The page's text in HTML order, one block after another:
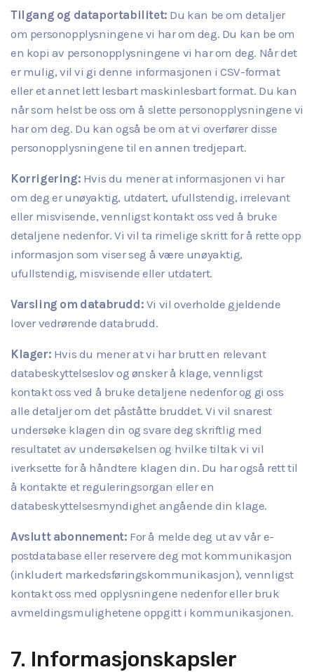
Tilgang og dataportabilitet: Du kan be om detaljer
om personopplysningene vi har om deg. Du kan be om
en kopi av personopplysningene vi har om deg. Når det
er mulig, vil vi gi denne informasjonen i CSV-format
eller et annet lett lesbart maskinlesbart format. Du kan
når som helst be oss om å slette personopplysningene vi
har om deg. Du kan også be om at vi overfører disse
personopplysningene til en annen tredjepart.
Korrigering: Hvis du mener at informasjonen vi har
om deg er unøyaktig, utdatert, ufullstendig, irrelevant
eller misvisende, vennligst kontakt oss ved å bruke
detaljene nedenfor. Vi vil ta rimelige skritt for å rette opp
informasjon som viser seg å være unøyaktig,
ufullstendig, misvisende eller utdatert.
Varsling om databrudd: Vi vil overholde gjeldende
lover vedrørende databrudd.
Klager: Hvis du mener at vi har brutt en relevant
databeskyttelseslov og ønsker å klage, vennligst
kontakt oss ved å bruke detaljene nedenfor og gi oss
alle detaljer om det påståtte bruddet. Vi vil snarest
undersøke klagen din og svare deg skriftlig med
resultatet av undersøkelsen og hvilke tiltak vi vil
iverksette for å håndtere klagen din. Du har også rett til
å kontakte et reguleringsorgan eller en
databeskyttelsesmyndighet angående din klage.
Avslutt abonnement: For å melde deg ut av vår e-
postdatabase eller reservere deg mot kommunikasjon
(inkludert markedsføringskommunikasjon), vennligst
kontakt oss med opplysningene nedenfor eller bruk
avmeldingsmulighetene oppgitt i kommunikasjonen.
7. Informasjonskapsler